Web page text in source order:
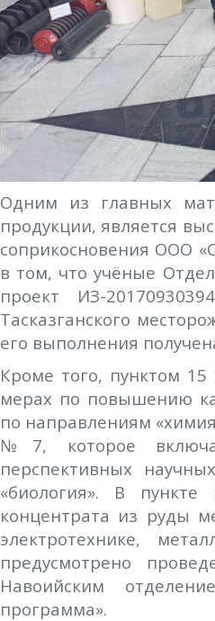
Одним из главных
продукции, является
соприкосновения ООО
в том, что учёные
проект ИЗ-20170930394
Тасказганского
его выполнения
Кроме того, пунктом
мерах по повышению
по направлениям
№7, которое
перспективных
«биология». В
концентрата из руды
электротехнике,
предусмотрено
Навоийским
программа».